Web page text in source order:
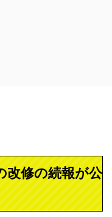
改修の続報が公